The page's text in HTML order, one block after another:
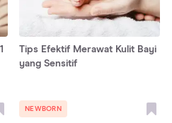
Tips Efektif Merawat Kulit Bayi
yang Sensitif
NEWBORN